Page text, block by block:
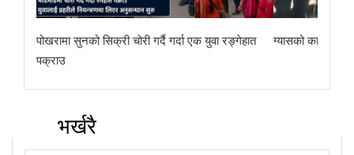
पोखरामा सुनको सिक्री चोरी गर्दै गर्दा एक युवा रङ्गेहात
पक्राउ
ग्यासको
भर्खरै